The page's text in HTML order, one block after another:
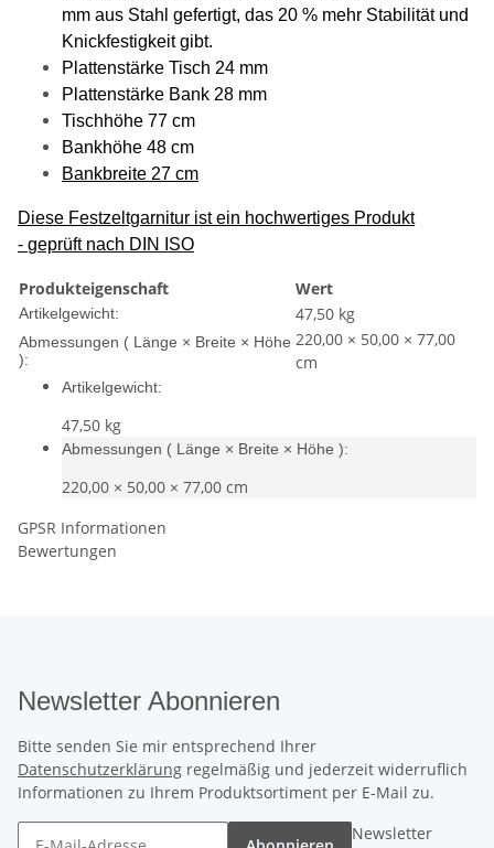
mm aus Stahl gefertigt, das 20 % mehr Stabilität und
Knickfestigkeit gibt.
Plattenstärke Tisch 24 mm
Plattenstärke Bank 28 mm
Tischhöhe 77 cm
Bankhöhe 48 cm
Bankbreite 27 cm
Diese Festzeltgarnitur ist ein hochwertiges Produkt
- geprüft nach DIN ISO
Produkteigenschaft Wert
Artikelgewicht: 47,50 kg
Abmessungen ( Länge × Breite × Höhe
):
220,00 × 50,00 × 77,00
cm
Artikelgewicht:
47,50 kg
Abmessungen ( Länge × Breite × Höhe ):
220,00 × 50,00 × 77,00 cm
GPSR Informationen
Bewertungen
Newsletter Abonnieren
Bitte senden Sie mir entsprechend Ihrer
Datenschutzerklärung regelmäßig und jederzeit widerruflich
Informationen zu Ihrem Produktsortiment per E-Mail zu.
Newsletter